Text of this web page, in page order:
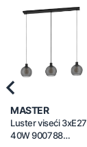
MASTER
Luster viseći 3xE27
40W 900788